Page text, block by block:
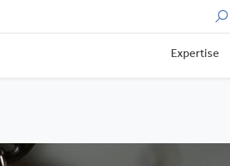
Expertise